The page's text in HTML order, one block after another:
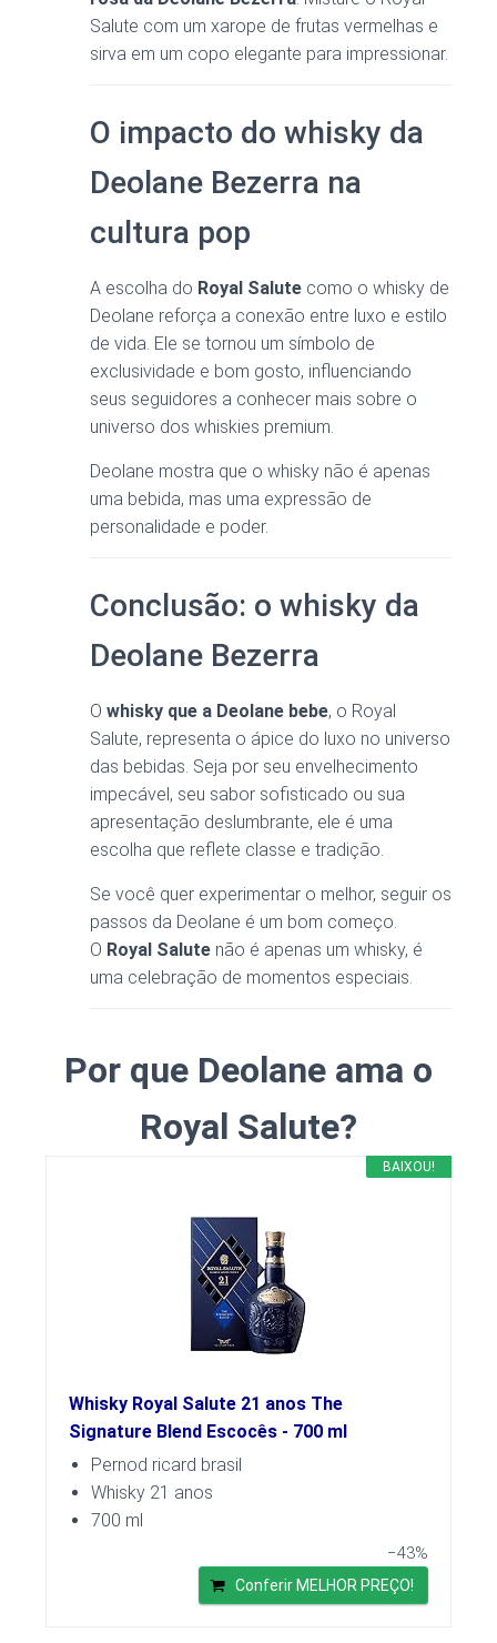
Salute com um xarope de frutas vermelhas e
sirva em um copo elegante para impressionar.
O impacto do whisky da
Deolane Bezerra na
cultura pop
A escolha do Royal Salute como o whisky de
Deolane reforça a conexão entre luxo e estilo
de vida. Ele se tornou um símbolo de
exclusividade e bom gosto, influenciando
seus seguidores a conhecer mais sobre o
universo dos whiskies premium.
Deolane mostra que o whisky não é apenas
uma bebida, mas uma expressão de
personalidade e poder.
Conclusão: o whisky da
Deolane Bezerra
O whisky que a Deolane bebe, o Royal
Salute, representa o ápice do luxo no universo
das bebidas. Seja por seu envelhecimento
impecável, seu sabor sofisticado ou sua
apresentação deslumbrante, ele é uma
escolha que reflete classe e tradição.
Se você quer experimentar o melhor, seguir os
passos da Deolane é um bom começo.
O Royal Salute não é apenas um whisky, é
uma celebração de momentos especiais.
Por que Deolane ama o
Royal Salute?
BAIXOU!
Whisky Royal Salute 21 anos The
Signature Blend Escocês - 700 ml
Pernod ricard brasil
Whisky 21 anos
700 ml
−43%
Conferir MELHOR PREÇO!